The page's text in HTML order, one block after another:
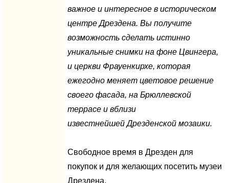
важное и интересное в историческом
центреДрездена. Вы получите
возможность сделать истинно
уникальные снимки на фоне Цвингера,
и церкви Фрауенкирхе, которая
ежегодно меняет цветовое решение
своего фасада, на Брюллевской
террасе и вблизи
известнейшейДрезденской мозаики.
Свободное время в Дрезден для
покупок и для желающих посетить музеи
Дрездена.